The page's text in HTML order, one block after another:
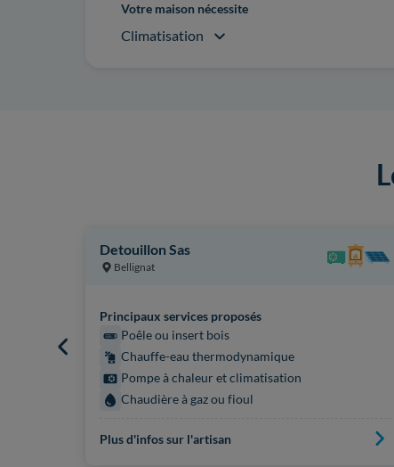
Votre maison nécessite
Climatisation
Detouillon Sas
Bellignat
Principaux services proposés
Poêle ou insert bois
Chauffe-eau thermodynamique
Pompe à chaleur et climatisation
Chaudière à gaz ou fioul
Plus d'infos sur l'artisan